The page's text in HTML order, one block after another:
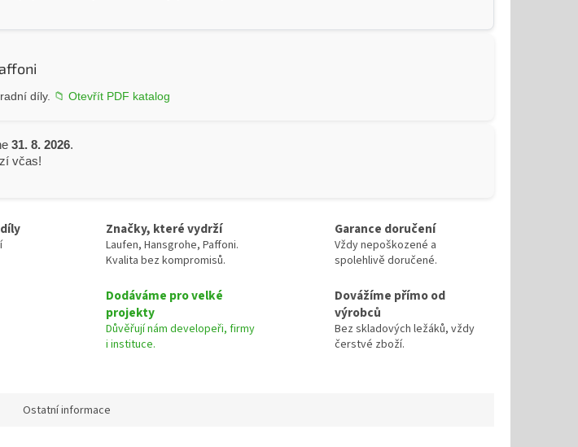
díly. 📁 Otevřít PDF katalog
31. 8. 2026.
včas!
Značky, které vydrží
Laufen, Hansgrohe, Paffoni.
Kvalita bez kompromisů.
Garance doručení
Vždy nepoškozené a
spolehlivě doručené.
Dodáváme pro velké
projekty
Důvěřují nám developeři, firmy
i instituce.
Dovážíme přímo od
výrobců
Bez skladových ležáků, vždy
čerstvé zboží.
Ostatní informace